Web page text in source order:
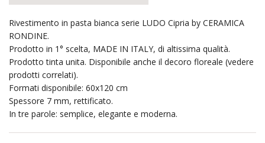
Rivestimento in pasta bianca serie LUDO Cipria by CERAMICA
RONDINE.
Prodotto in 1° scelta, MADE IN ITALY, di altissima qualità.
Prodotto tinta unita. Disponibile anche il decoro floreale (vedere
prodotti correlati).
Formati disponibile: 60x120 cm
Spessore 7 mm, rettificato.
In tre parole: semplice, elegante e moderna.